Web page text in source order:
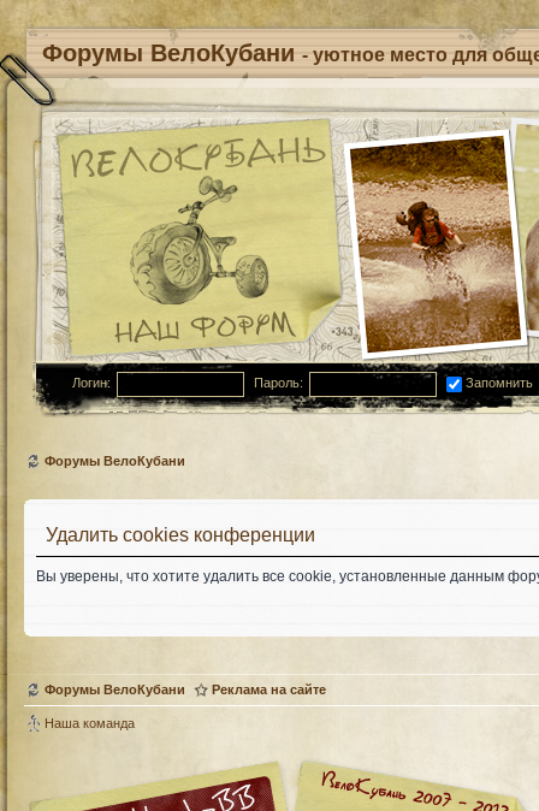
Форумы ВелоКубани - уютное место для
Логин: Пароль: Запомнить
Форумы ВелоКубани
Удалить cookies конференции
Вы уверены, что хотите удалить все cookie, установленные данным
Форумы ВелоКубани Реклама на сайте
Наша команда